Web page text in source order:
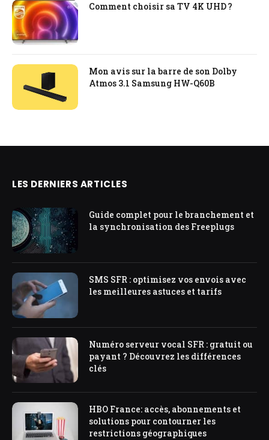
Comment choisir sa TV 4K UHD ?
Mon avis sur la barre de son Dolby
Atmos 3.1 Samsung HW-Q60B
LES DERNIERS ARTICLES
Guide complet pour le branchement et
la synchronisation des Freeplugs
SMS SFR : optimisez vos envois avec
les meilleures astuces et tarifs
Numéro serveur vocal SFR : gratuit ou
payant ? Découvrez les différences
clés
HBO France: accès, abonnements et
solutions pour contourner les
restrictions géographiques